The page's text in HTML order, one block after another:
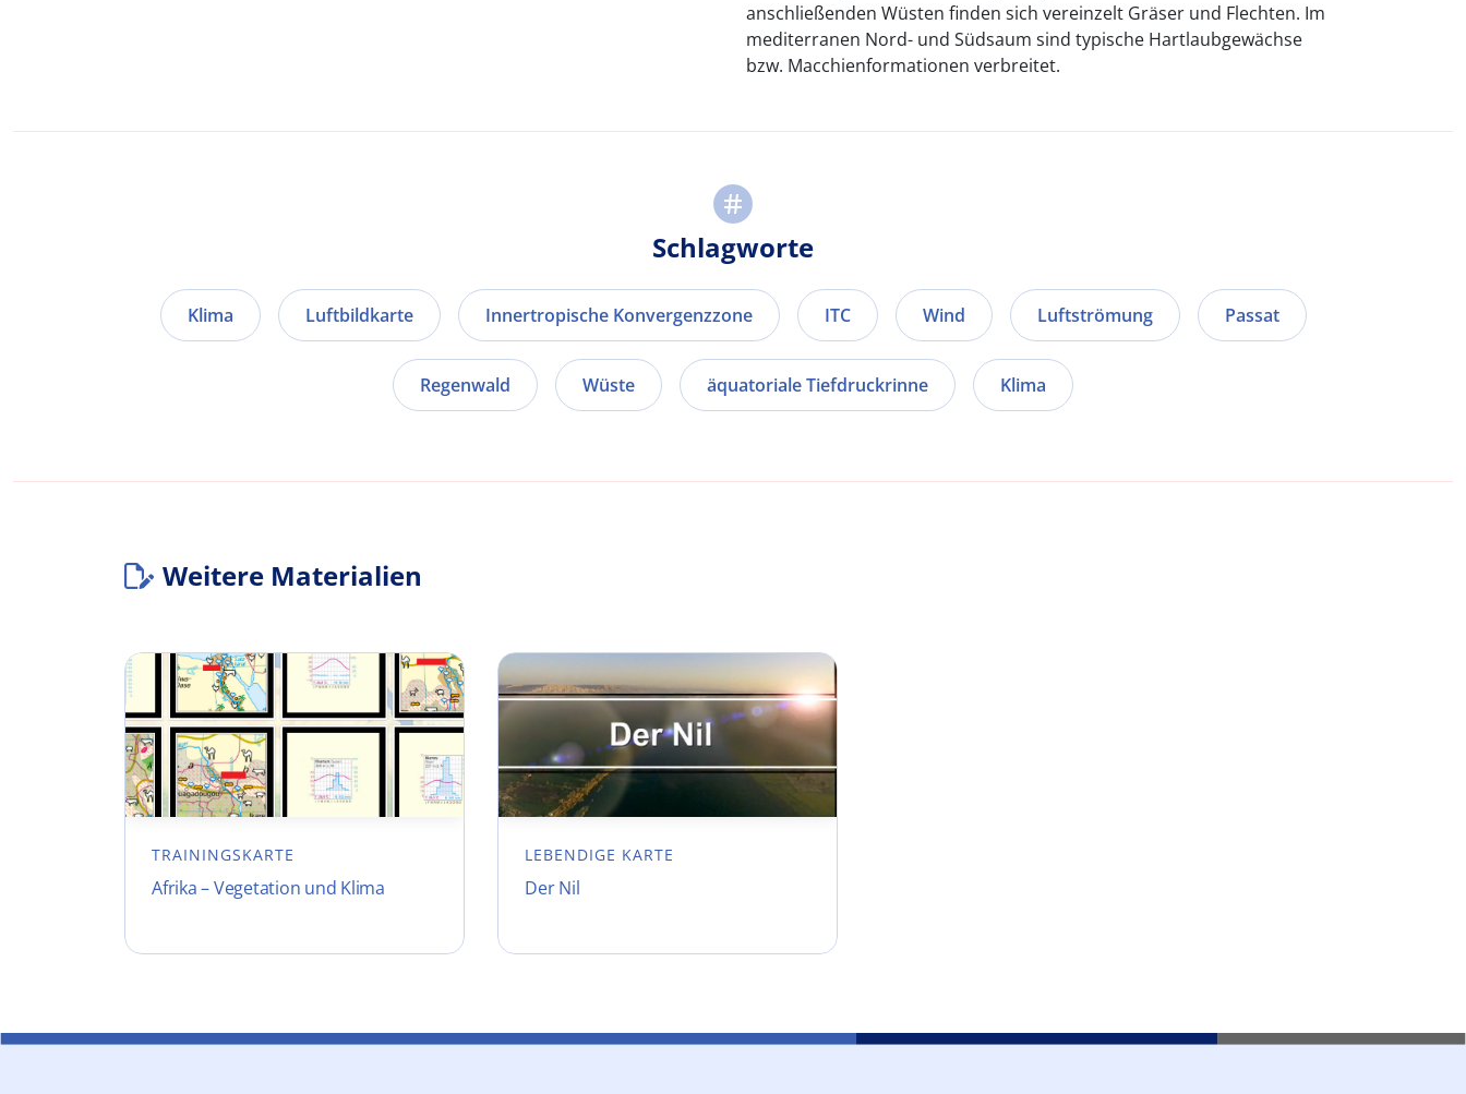
anschließenden Wüsten finden sich vereinzelt Gräser und Flechten. Im
mediterranen Nord- und Südsaum sind typische Hartlaubgewächse
bzw. Macchienformationen verbreitet.
Schlagworte
Klima Luftbildkarte Innertropische Konvergenzzone ITC Wind Luftströmung Passat
Regenwald Wüste äquatoriale Tiefdruckrinne Klima
Weitere Materialien
TRAININGSKARTE
Afrika – Vegetation und Klima
LEBENDIGE KARTE
Der Nil